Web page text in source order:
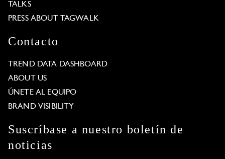
TALKS
PRESS ABOUT TAGWALK
Contacto
TREND DATA DASHBOARD
ABOUT US
ÚNETE AL EQUIPO
BRAND VISIBILITY
Suscríbase a nuestro boletín de
noticias